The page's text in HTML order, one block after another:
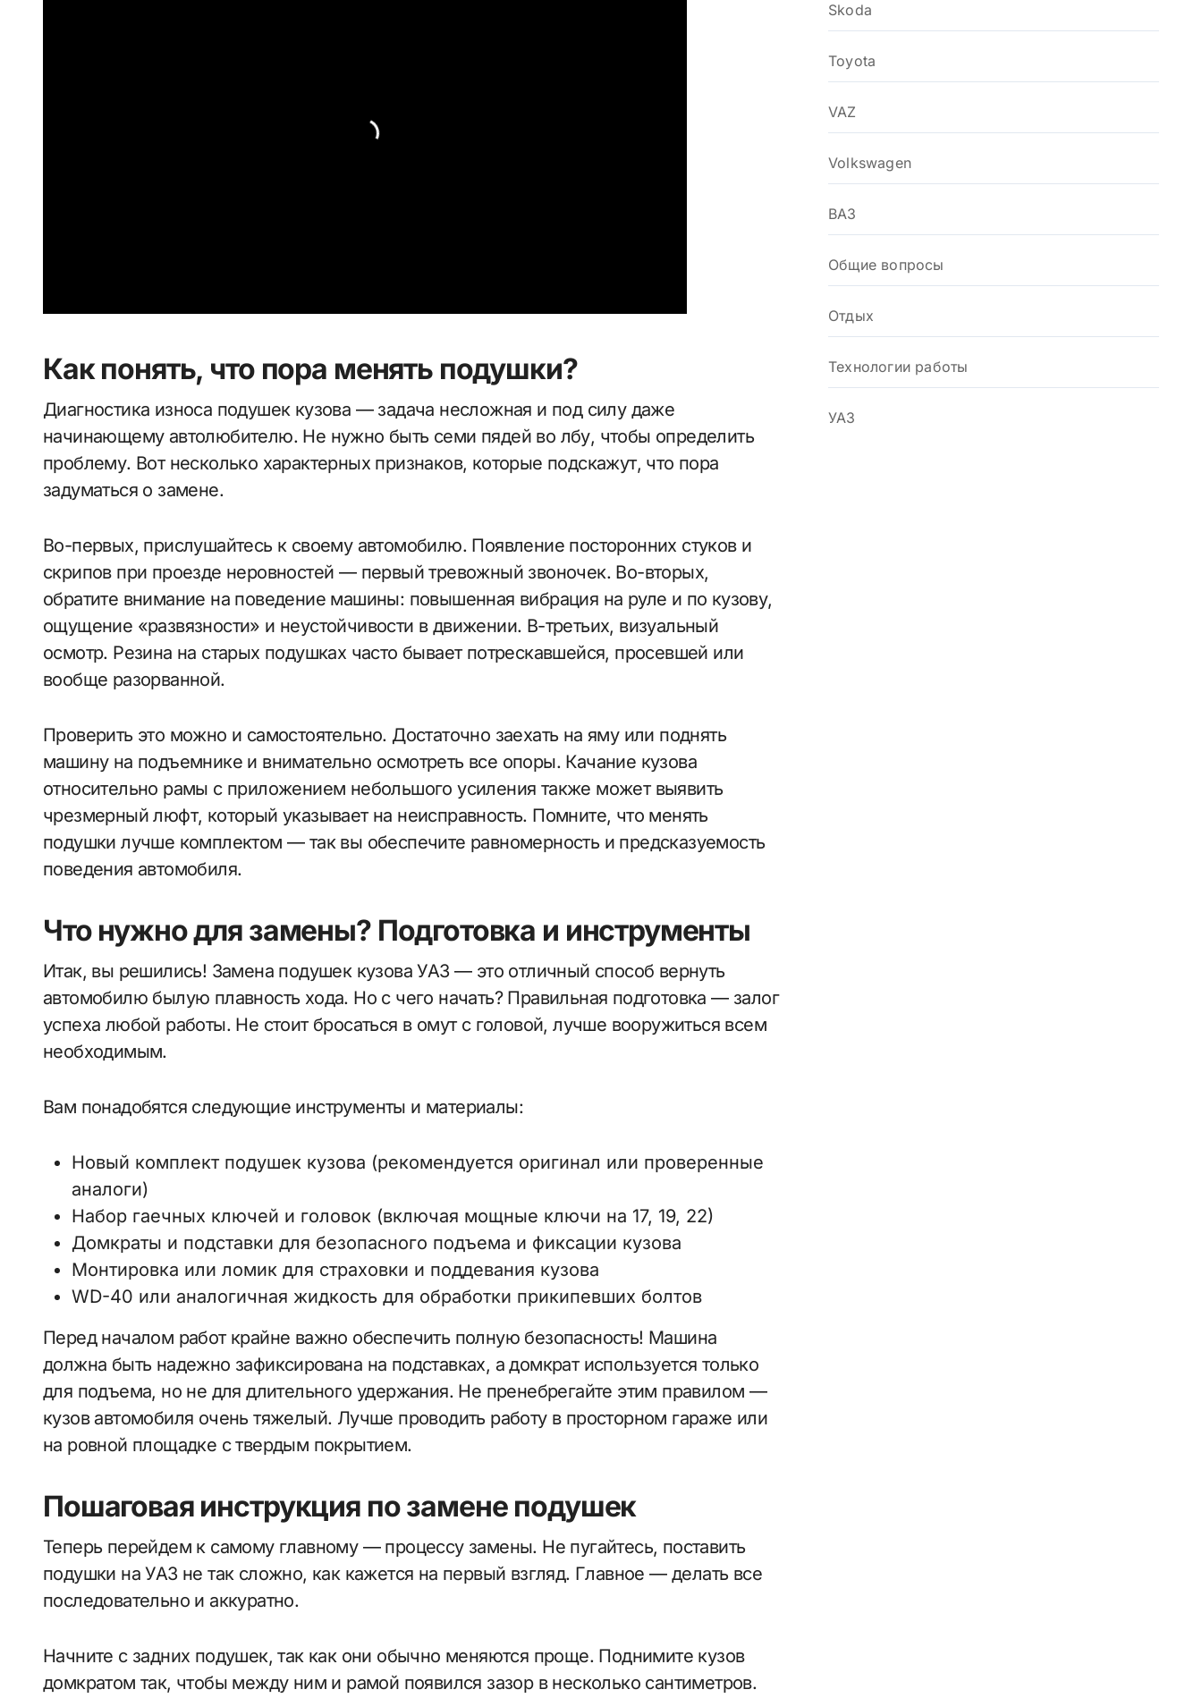
Как понять, что пора менять подушки?
Диагностика износа подушек кузова — задача несложная и под силу даже
начинающему автолюбителю. Не нужно быть семи пядей во лбу, чтобы определить
проблему. Вот несколько характерных признаков, которые подскажут, что пора
задуматься о замене.
Во-первых, прислушайтесь к своему автомобилю. Появление посторонних стуков и
скрипов при проезде неровностей — первый тревожный звоночек. Во-вторых,
обратите внимание на поведение машины: повышенная вибрация на руле и по кузову,
ощущение «развязности» и неустойчивости в движении. В-третьих, визуальный
осмотр. Резина на старых подушках часто бывает потрескавшейся, просевшей или
вообще разорванной.
Проверить это можно и самостоятельно. Достаточно заехать на яму или поднять
машину на подъемнике и внимательно осмотреть все опоры. Качание кузова
относительно рамы с приложением небольшого усиления также может выявить
чрезмерный люфт, который указывает на неисправность. Помните, что менять
подушки лучше комплектом — так вы обеспечите равномерность и предсказуемость
поведения автомобиля.
Что нужно для замены? Подготовка и инструменты
Итак, вы решились! Замена подушек кузова УАЗ — это отличный способ вернуть
автомобилю былую плавность хода. Но с чего начать? Правильная подготовка — залог
успеха любой работы. Не стоит бросаться в омут с головой, лучше вооружиться всем
необходимым.
Вам понадобятся следующие инструменты и материалы:
Новый комплект подушек кузова (рекомендуется оригинал или проверенные
аналоги)
Набор гаечных ключей и головок (включая мощные ключи на 17, 19, 22)
Домкраты и подставки для безопасного подъема и фиксации кузова
Монтировка или ломик для страховки и поддевания кузова
WD-40 или аналогичная жидкость для обработки прикипевших болтов
Перед началом работ крайне важно обеспечить полную безопасность! Машина
должна быть надежно зафиксирована на подставках, а домкрат используется только
для подъема, но не для длительного удержания. Не пренебрегайте этим правилом —
кузов автомобиля очень тяжелый. Лучше проводить работу в просторном гараже или
на ровной площадке с твердым покрытием.
Пошаговая инструкция по замене подушек
Теперь перейдем к самому главному — процессу замены. Не пугайтесь, поставить
подушки на УАЗ не так сложно, как кажется на первый взгляд. Главное — делать все
последовательно и аккуратно.
Начните с задних подушек, так как они обычно меняются проще. Поднимите кузов
домкратом так, чтобы между ним и рамой появился зазор в несколько сантиметров.
Skoda
Toyota
VAZ
Volkswagen
ВАЗ
Общие вопросы
Отдых
Технологии работы
УАЗ